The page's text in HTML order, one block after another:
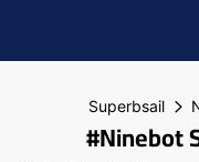
Superbsail
#Ninebot